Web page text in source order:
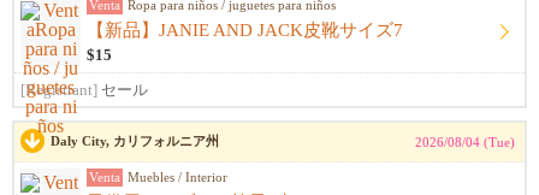
Venta Ropa para niños / juguetes para niños
【新品】JANIE AND JACK皮靴サイズ7
$15
[Registrant] セール
Daly City, カリフォルニア州 2026/08/04 (Tue)
Venta Muebles / Interior